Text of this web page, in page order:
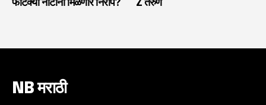
फाटक्या नोटांना मिळणार निरोप?
Z तरुण
NB मराठी